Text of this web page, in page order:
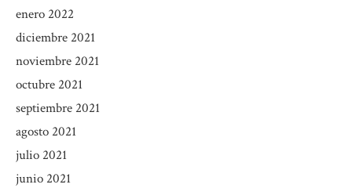
enero 2022
diciembre 2021
noviembre 2021
octubre 2021
septiembre 2021
agosto 2021
julio 2021
junio 2021